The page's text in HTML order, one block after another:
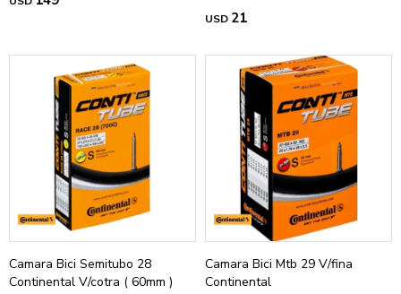
USD 21
Camara Bici Semitubo 28
Continental V/cotra ( 60mm )
Camara Bici Mtb 29 V/fina
Continental